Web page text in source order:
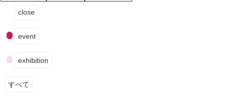
ト
カ
close
event
exhibition
すべて